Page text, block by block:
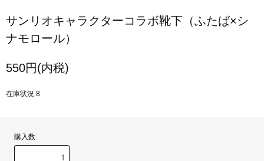
サンリオキャラクターコラボ靴下（ふたば×シ
ナモロール）
550円(内税)
在庫状況 8
購入数